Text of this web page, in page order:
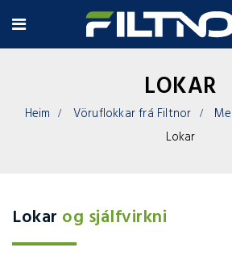
LOKAR
Heim Vöruflokkar frá Filtnor
Lokar
Lokar og sjálfvirkni